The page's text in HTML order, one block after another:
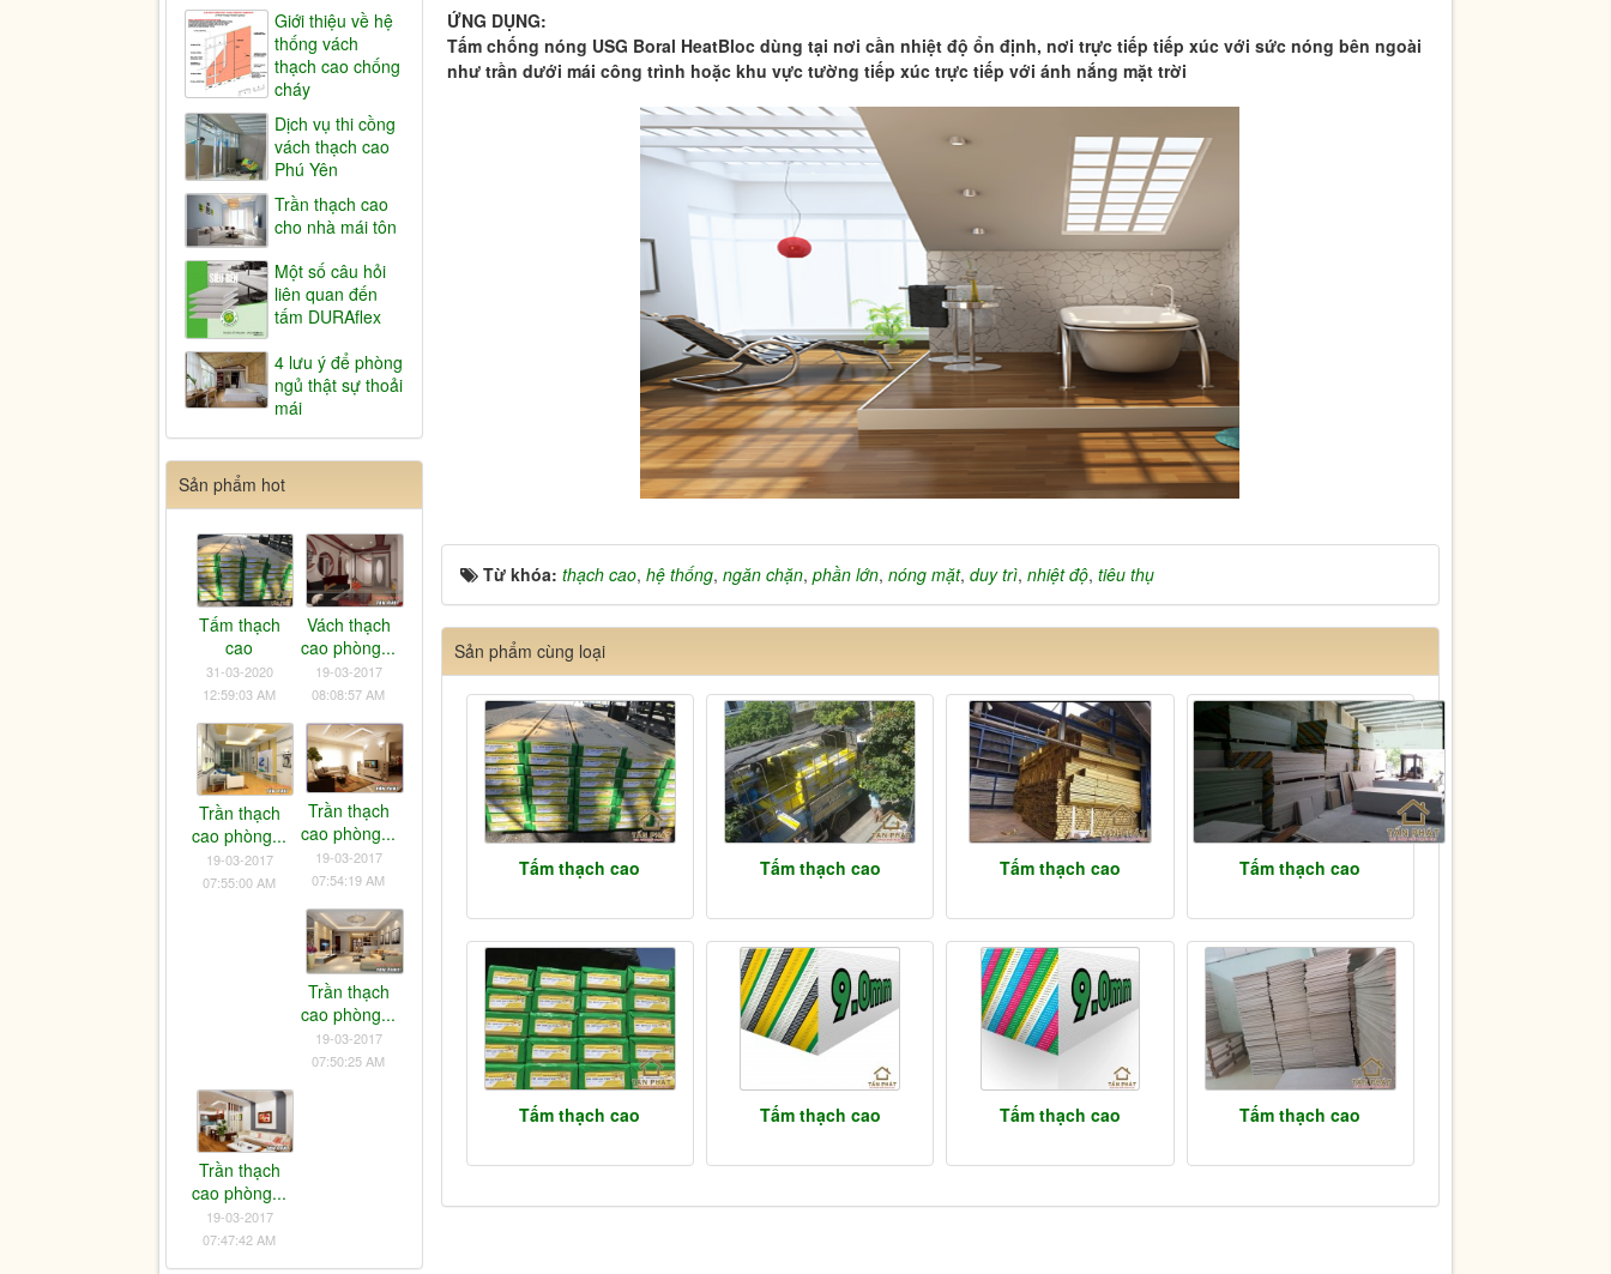
ỨNG DỤNG:
Tấm chống nóng USG Boral HeatBloc dùng tại nơi cần nhiệt độ ổn định, nơi trực tiếp tiếp xúc với sức nóng bên ngoài
như trần dưới mái công trình hoặc khu vực tường tiếp xúc trực tiếp với ánh nắng mặt trời
Từ khóa: thạch cao, hệ thống, ngăn chặn, phần lớn, nóng mặt, duy trì, nhiệt độ, tiêu thụ
Sản phẩm cùng loại
Tấm thạch cao Tấm thạch cao Tấm thạch cao Tấm thạch cao
Tấm thạch cao Tấm thạch cao Tấm thạch cao Tấm thạch cao
Giới thiệu về hệ
thống vách
thạch cao chống
cháy
Dịch vụ thi cồng
vách thạch cao
Phú Yên
Trần thạch cao
cho nhà mái tôn
Một số câu hỏi
liên quan đến
tấm DURAflex
4 lưu ý để phòng
ngủ thật sự thoải
mái
Sản phẩm hot
Tấm thạch
cao
31-03-2020
12:59:03 AM
Vách thạch
cao phòng...
19-03-2017
08:08:57 AM
Trần thạch
cao phòng...
19-03-2017
07:55:00 AM
Trần thạch
cao phòng...
19-03-2017
07:54:19 AM
Trần thạch
cao phòng...
19-03-2017
07:50:25 AM
Trần thạch
cao phòng...
19-03-2017
07:47:42 AM